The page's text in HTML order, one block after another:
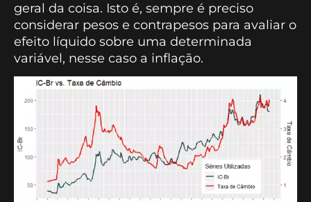
geral da coisa. Isto é, sempre é preciso
considerar pesos e contrapesos para avaliar o
efeito líquido sobre uma determinada
variável, nesse caso a inflação.